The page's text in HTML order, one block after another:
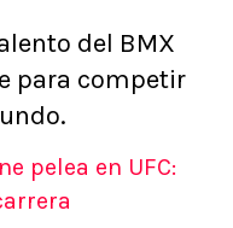
del BMX
para competir
pelea en UFC: